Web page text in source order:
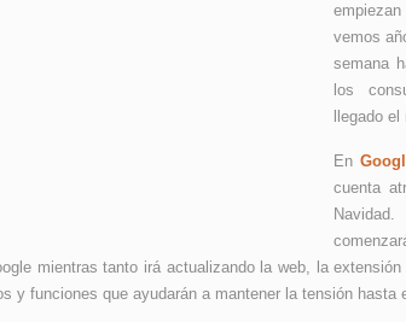
vemos
semana
los
llegado
En
cuenta
mientras tanto irá actualizando la web, la
y funciones que ayudarán a mantener la tensión hasta